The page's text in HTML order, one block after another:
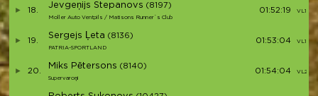
18.
Jevgeņijs Stepanovs (8197)
Moller Auto Ventpils / Matisons Runner`s Club
01:52:19 VL1 (16)
19.
Sergejs Ļeta (8136)
PATRIA-SPORTLAND
01:53:04 VL1 (17)
20.
Miks Pētersons (8140)
Supervaroņi
01:54:04 VL2 (3)